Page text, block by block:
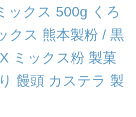
ックス 500g くろ
クス 熊本製粉 / 黒
ミックス粉 製菓
饅頭 カステラ 製